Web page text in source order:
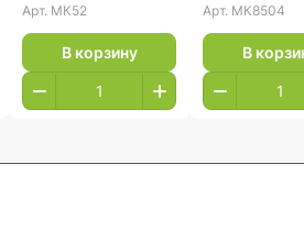
Арт. МК52
В корзину
Арт. МК8504
В